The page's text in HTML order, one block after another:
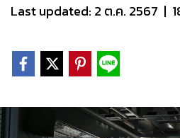
Last updated: 2 ต.ค. 2567 |